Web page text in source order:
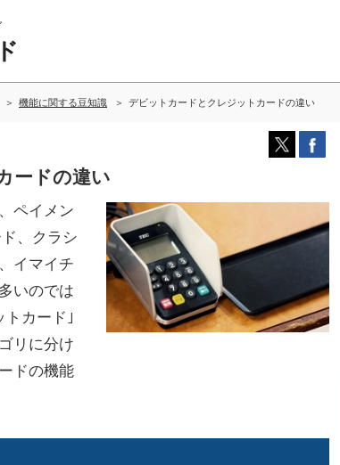
機能に関する豆知識 デビットカードとクレジットカードの違い
ードの違い
ペイメン
、クラシ
イマイチ
いのでは
カード｣
リに分け
ドの機能